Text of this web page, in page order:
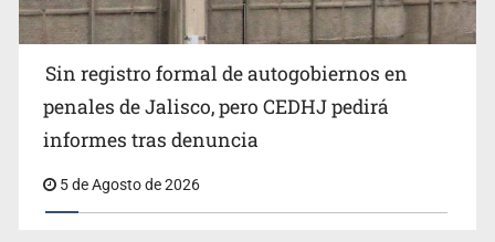
Sin registro formal de autogobiernos en
penales de Jalisco, pero CEDHJ pedirá
informes tras denuncia
5 de Agosto de 2026